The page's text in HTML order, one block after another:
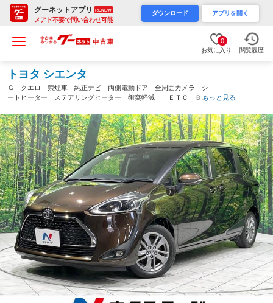
グーネットアプリ RENEW
メアド不要で問い合わせ可能
ダウンロード アプリを開く
0
お気に入り 閲覧履歴
トヨタ シエンタ
Ｇ クエロ 禁煙車 純正ナビ 両側電動ドア 全周囲カメラ シ
ートヒーター ステアリングヒーター 衝突軽減 ＥＴＣ Ｂｌ
ｕｅｔｏｏｈ ドライブレコーダー オートマチックハイビー
ム クリアランスソナー（愛知県）
もっと見る